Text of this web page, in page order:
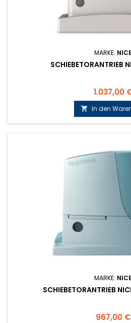
MARKE: NICE
SCHIEBETORANTRIEB
Preis
1.037,00
 In den
MARKE: NICE
SCHIEBETORANTRIEB
Preis
967,00 €